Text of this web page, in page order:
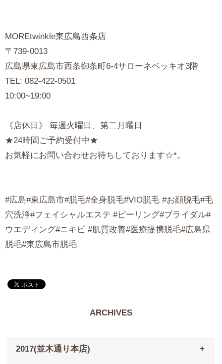
MOREtwinkle東広島西条店
〒739-0013
広島県東広島市西条御条町6-4サローネベッキオ3階
TEL: 082-422-0501
10:00~19:00
《店休日》 毎週火曜日、第二月曜日
★24時間ご予約受付中★
お気軽にお問い合わせお待ちしております☆*。
#広島#東広島市#脱毛#全身脱毛#VIO脱毛 #お顔脱毛#毛
穴洗浄#フェイシャルエステ #ピーリング#ブライダル#
ウエディング#ニキビ #肌質改善#医療提携脱毛#広島県
脱毛#東広島市脱毛
ARCHIVES
2017(並木通り本店)